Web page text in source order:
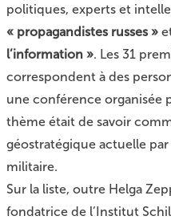
politiques, experts et
« propagandistes russes »
l’information ». Les 31
correspondent à des
une conférence organisée
thème était de savoir
géostratégique actuelle
militaire.
Sur la liste, outre Helga
fondatrice de l’Institut